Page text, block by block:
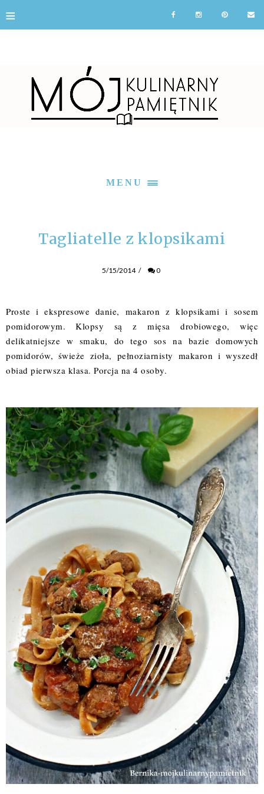
≡
MENU
Tagliatelle z klopsikami
5/15/2014 / 0
Proste i ekspresowe danie, makaron z klopsikami i sosem
pomidorowym. Klopsy są z mięsa drobiowego, więc
delikatniejsze w smaku, do tego sos na bazie domowych
pomidorów, świeże zioła, pełnoziarnisty makaron i wyszedł
obiad pierwsza klasa. Porcja na 4 osoby.